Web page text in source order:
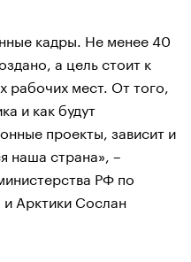
кадры. Не менее 40
а цель стоит к
рабочих мест. От того,
и как будут
проекты, зависит и
наша страна», –
РФ по
Арктики Сослан